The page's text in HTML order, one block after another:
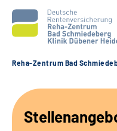
Unsere Angebote
Reha-Zentrum Bad